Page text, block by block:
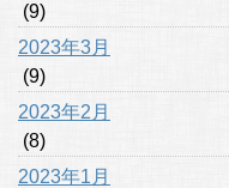
(9)
2023年3月
(9)
2023年2月
(8)
2023年1月